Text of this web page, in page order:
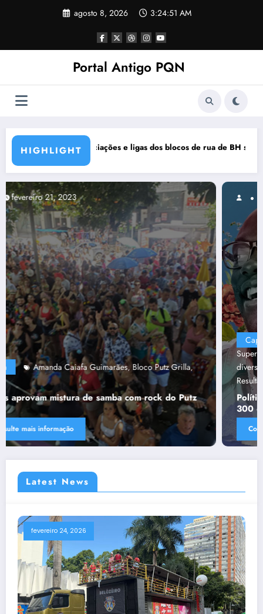
agosto 8, 2026 3:24:52 AM
Portal Antigo PQN
HIGHLIGHT
de rua de BH se manifestam em nota de repúdioRocknights lança a primeira
Capa
“Tendências para Docência no Ensino
Superior”
,Ânima Educaçã,Ânima Plurais ,capa,Política de
diversidade da Una e do UniBH,Rede Comunicação de
Resultado
Tânia Chaves
Política de diversidade da Una e do UniBH envolve
300 docentes e coladores negros
Consulte mais informação
março 5, 2021
Latest News
fevereiro 24, 2026